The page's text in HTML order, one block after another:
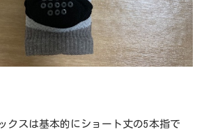
クスは基本的にショート丈の5本指で